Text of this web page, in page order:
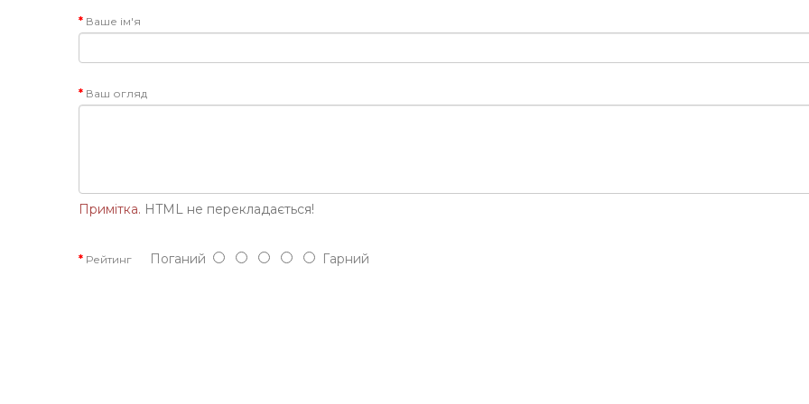
Ваше ім'я
Ваш огляд
Примітка. HTML не перекладається!
Рейтинг Поганий Гарний